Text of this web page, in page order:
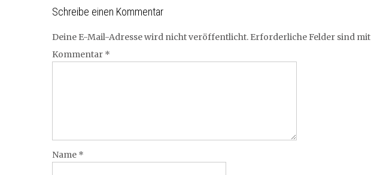
Schreibe einen Kommentar
Deine E-Mail-Adresse wird nicht veröffentlicht. Erforderliche Felder sind mit
Kommentar *
Name *